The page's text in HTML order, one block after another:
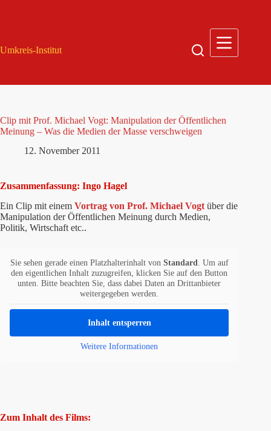
Umkreis-Institut
Clip mit Prof. Michael Vogt: Manipulation der Öffentlichen
Meinung – Was die Medien der Masse verschweigen
12. November 2011
Zusammenfassung: Ingo Hagel
Ein Clip mit einem Vortrag von Prof. Michael Vogt über die
Manipulation der Öffentlichen Meinung durch Medien,
Politik, Wirtschaft etc..
Sie sehen gerade einen Platzhalterinhalt von Standard
. Um auf
den eigentlichen Inhalt zuzugreifen, klicken Sie auf den Button
unten. Bitte beachten Sie, dass dabei Daten an Drittanbieter
weitergegeben werden.
Inhalt entsperren
Weitere Informationen
Zum Inhalt des Films: